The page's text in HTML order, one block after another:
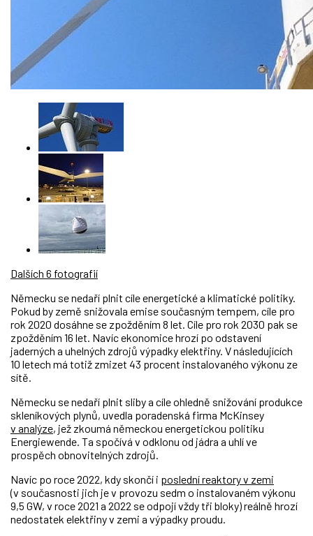
Dalších 6 fotografií
Německu se nedaří plnit cíle energetické a klimatické politiky.
Pokud by země snižovala emise současným tempem, cíle pro
rok 2020 dosáhne se zpožděním 8 let. Cíle pro rok 2030 pak se
zpožděním 16 let. Navíc ekonomice hrozí po odstavení
jaderných a uhelných zdrojů výpadky elektřiny. V následujících
10 letech má totiž zmizet 43 procent instalovaného výkonu ze
sítě.
Německu se nedaří plnit sliby a cíle ohledně snižování produkce
skleníkových plynů, uvedla poradenská firma McKinsey
v analýze, jež zkoumá německou energetickou politiku
Energiewende. Ta spočívá v odklonu od jádra a uhlí ve
prospěch obnovitelných zdrojů.
Navíc po roce 2022, kdy skončí i poslední reaktory v zemi
(v současnosti jich je v provozu sedm o instalovaném výkonu
9,5 GW, v roce 2021 a 2022 se odpojí vždy tři bloky) reálně hrozí
nedostatek elektřiny v zemi a výpadky proudu.